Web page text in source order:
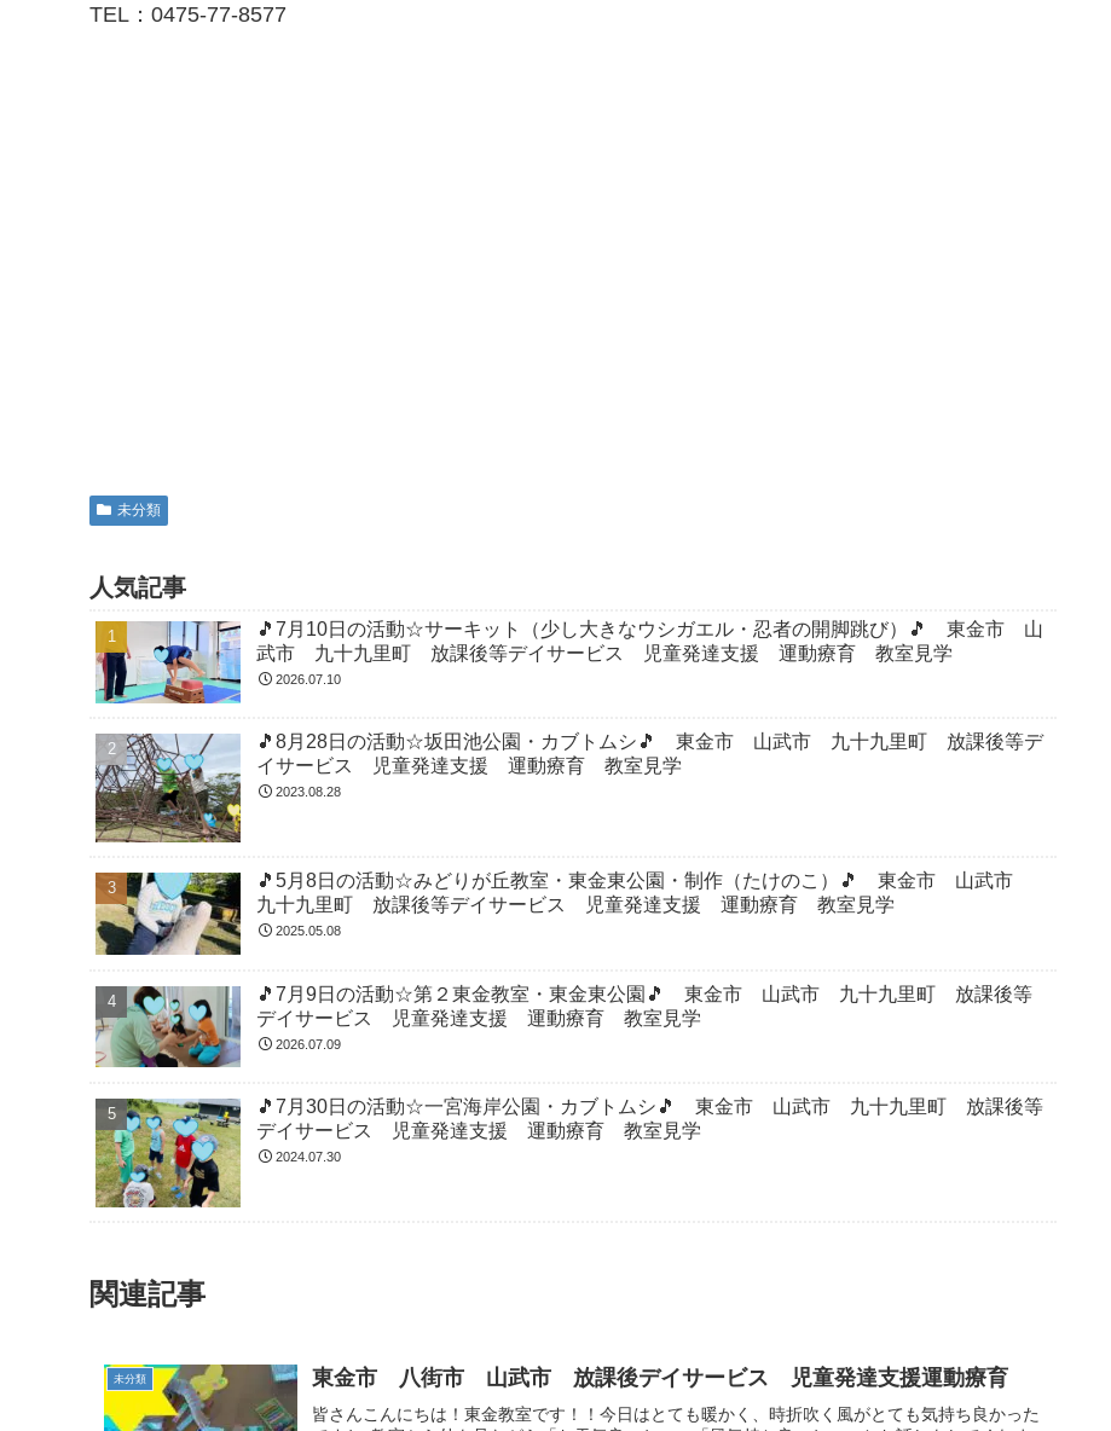
TEL：0475-77-8577
未分類
人気記事
🎵7月10日の活動☆サーキット（少し大きなウシガエル・忍者の開脚跳び）🎵 東金市 山
武市 九十九里町 放課後等デイサービス 児童発達支援 運動療育 教室見学
2026.07.10
🎵8月28日の活動☆坂田池公園・カブトムシ🎵 東金市 山武市 九十九里町 放課後等デ
イサービス 児童発達支援 運動療育 教室見学
2023.08.28
🎵5月8日の活動☆みどりが丘教室・東金東公園・制作（たけのこ）🎵 東金市 山武市
九十九里町 放課後等デイサービス 児童発達支援 運動療育 教室見学
2025.05.08
🎵7月9日の活動☆第２東金教室・東金東公園🎵 東金市 山武市 九十九里町 放課後等
デイサービス 児童発達支援 運動療育 教室見学
2026.07.09
🎵7月30日の活動☆一宮海岸公園・カブトムシ🎵 東金市 山武市 九十九里町 放課後等
デイサービス 児童発達支援 運動療育 教室見学
2024.07.30
関連記事
未分類 東金市 八街市 山武市 放課後デイサービス 児童発達支援運動療育
皆さんこんにちは！東金教室です！！今日はとても暖かく、時折吹く風がとても気持ち良かった